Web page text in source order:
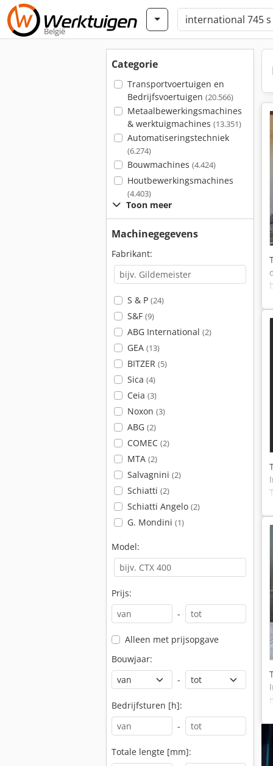
België
Categorie
Transportvoertuigen en
Bedrijfsvoertuigen (20.566)
Metaalbewerkingsmachines
& werktuigmachines (13.351)
Automatiseringstechniek
(6.274)
Bouwmachines (4.424)
Houtbewerkingsmachines
(4.403)
Toon meer
Machinegegevens
Fabrikant:
S & P (24)
S&F (9)
ABG International (2)
GEA (13)
BITZER (5)
Sica (4)
Ceia (3)
Noxon (3)
ABG (2)
COMEC (2)
MTA (2)
Salvagnini (2)
Schiatti (2)
Schiatti Angelo (2)
G. Mondini (1)
Model:
Prijs:
-
Alleen met prijsopgave
Bouwjaar:
-
Bedrijfsturen [h]:
-
Totale lengte [mm]: